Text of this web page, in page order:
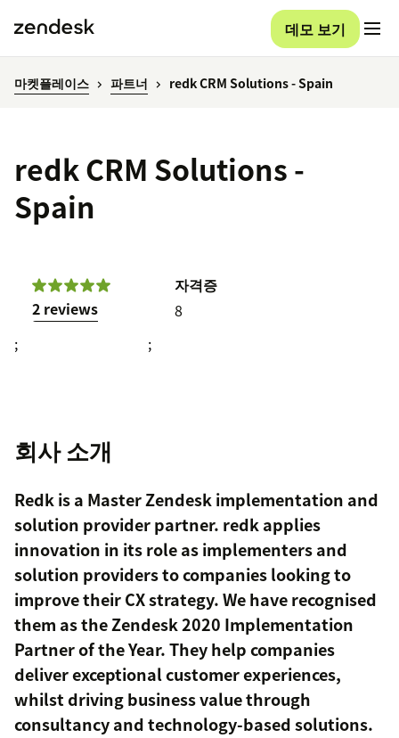
데모 보기
마켓플레이스 파트너 redk CRM Solutions - Spain
redk CRM Solutions -
Spain
2 reviews
자격증
8
;
;
회사 소개
Redk is a Master Zendesk implementation and
solution provider partner. redk applies
innovation in its role as implementers and
solution providers to companies looking to
improve their CX strategy. We have recognised
them as the Zendesk 2020 Implementation
Partner of the Year. They help companies
deliver exceptional customer experiences,
whilst driving business value through
consultancy and technology-based solutions.